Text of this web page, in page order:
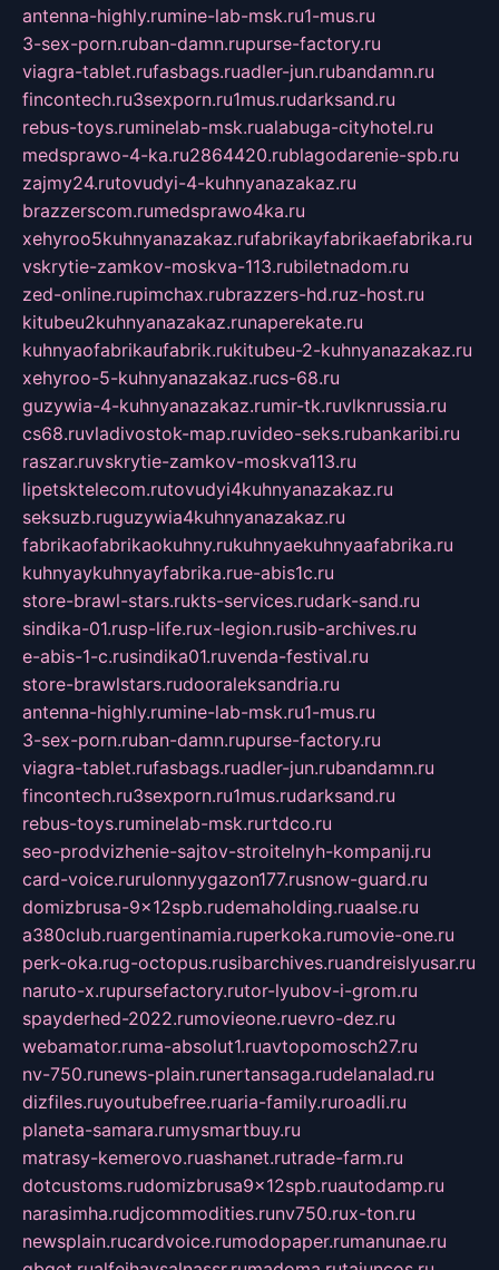
antenna-highly.rumine-lab-msk.ru1-mus.ru
3-sex-porn.ruban-damn.rupurse-factory.ru
viagra-tablet.rufasbags.ruadler-jun.rubandamn.ru
fincontech.ru3sexporn.ru1mus.rudarksand.ru
rebus-toys.ruminelab-msk.rualabuga-cityhotel.ru
medsprawo-4-ka.ru2864420.rublagodarenie-spb.ru
zajmy24.rutovudyi-4-kuhnyanazakaz.ru
brazzerscom.rumedsprawo4ka.ru
xehyroo5kuhnyanazakaz.rufabrikayfabrikaefabrika.ru
vskrytie-zamkov-moskva-113.rubiletnadom.ru
zed-online.rupimchax.rubrazzers-hd.ruz-host.ru
kitubeu2kuhnyanazakaz.runaperekate.ru
kuhnyaofabrikaufabrik.rukitubeu-2-kuhnyanazakaz.ru
xehyroo-5-kuhnyanazakaz.rucs-68.ru
guzywia-4-kuhnyanazakaz.rumir-tk.ruvlknrussia.ru
cs68.ruvladivostok-map.ruvideo-seks.rubankaribi.ru
raszar.ruvskrytie-zamkov-moskva113.ru
lipetsktelecom.rutovudyi4kuhnyanazakaz.ru
seksuzb.ruguzywia4kuhnyanazakaz.ru
fabrikaofabrikaokuhny.rukuhnyaekuhnyaafabrika.ru
kuhnyaykuhnyayfabrika.rue-abis1c.ru
store-brawl-stars.rukts-services.rudark-sand.ru
sindika-01.rusp-life.rux-legion.rusib-archives.ru
e-abis-1-c.rusindika01.ruvenda-festival.ru
store-brawlstars.rudooraleksandria.ru
antenna-highly.rumine-lab-msk.ru1-mus.ru
3-sex-porn.ruban-damn.rupurse-factory.ru
viagra-tablet.rufasbags.ruadler-jun.rubandamn.ru
fincontech.ru3sexporn.ru1mus.rudarksand.ru
rebus-toys.ruminelab-msk.rurtdco.ru
seo-prodvizhenie-sajtov-stroitelnyh-kompanij.ru
card-voice.rurulonnyygazon177.rusnow-guard.ru
domizbrusa-9x12spb.rudemaholding.ruaalse.ru
a380club.ruargentinamia.ruperkoka.rumovie-one.ru
perk-oka.rug-octopus.rusibarchives.ruandreislyusar.ru
naruto-x.rupursefactory.rutor-lyubov-i-grom.ru
spayderhed-2022.rumovieone.ruevro-dez.ru
webamator.ruma-absolut1.ruavtopomosch27.ru
nv-750.runews-plain.runertansaga.rudelanalad.ru
dizfiles.ruyoutubefree.ruaria-family.ruroadli.ru
planeta-samara.rumysmartbuy.ru
matrasy-kemerovo.ruashanet.rutrade-farm.ru
dotcustoms.rudomizbrusa9x12spb.ruautodamp.ru
narasimha.rudjcommodities.runv750.rux-ton.ru
newsplain.rucardvoice.rumodopaper.rumanunae.ru